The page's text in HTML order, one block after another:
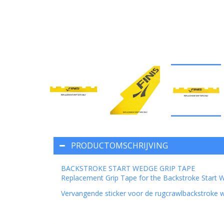
PRODUCTOMSCHRIJVING
BACKSTROKE START WEDGE GRIP TAPE
Replacement Grip Tape for the Backstroke Start
Vervangende sticker voor de rugcrawlbackstroke